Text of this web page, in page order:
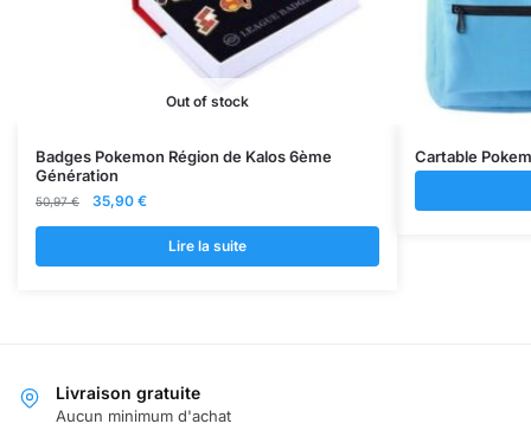
Out of stock
Badges Pokemon Région de Kalos 6ème
Génération
50,97€
Le
prix
était :
35,90 €Le
prix
actuel
est :
Lire la suite
Cartable
Livraison gratuite
Aucun minimum d'achat